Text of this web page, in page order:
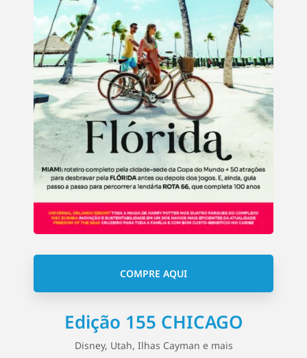
COMPRE AQUI
Edição 155 CHICAGO
Disney, Utah, Ilhas Cayman e mais